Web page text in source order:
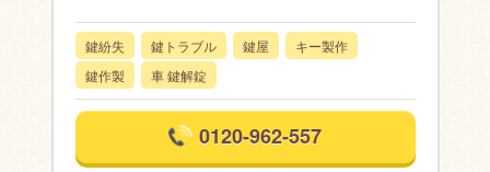
鍵紛失 鍵トラブル 鍵屋
キー製作
鍵作製
車 鍵解錠
0120-962-557